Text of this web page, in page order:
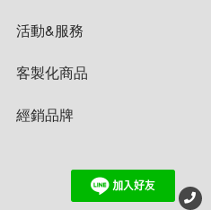
活動&服務
客製化商品
經銷品牌